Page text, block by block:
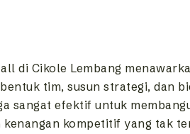
di Cikole Lembang
tim, susun strategi, dan
sangat efektif untuk
kompetitif yang tak